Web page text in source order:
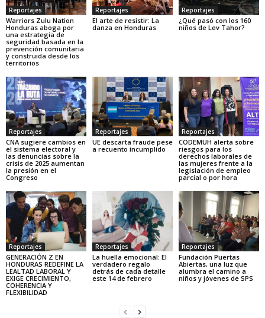
Reportajes
Warriors Zulu Nation
Honduras aboga por
una estrategia de
seguridad basada en la
prevención comunitaria
y construida desde los
territorios
Reportajes
El arte de resistir: La
danza en Honduras
Reportajes
¿Qué pasó con los 160
niños de Lev Tahor?
Reportajes
CNA sugiere cambios en
el sistema electoral y
las denuncias sobre la
crisis de 2025 aumentan
la presión en el
Congreso
Reportajes
UE descarta fraude pese
a recuento incumplido
Reportajes
CODEMUH alerta sobre
riesgos para los
derechos laborales de
las mujeres frente a la
legislación de empleo
parcial o por hora
Reportajes
GENERACIÓN Z EN
HONDURAS REDEFINE LA
LEALTAD LABORAL Y
EXIGE CRECIMIENTO,
COHERENCIA Y
FLEXIBILIDAD
Reportajes
La huella emocional: El
verdadero regalo
detrás de cada detalle
este 14 de febrero
Reportajes
Fundación Puertas
Abiertas, una luz que
alumbra el camino a
niños y jóvenes de SPS